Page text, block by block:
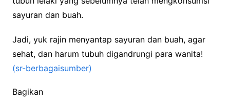
sayuran dan buah.
Jadi, yuk rajin menyantap sayuran dan buah, agar
sehat, dan harum tubuh digandrungi para wanita!
(sr-berbagaisumber)
Bagikan